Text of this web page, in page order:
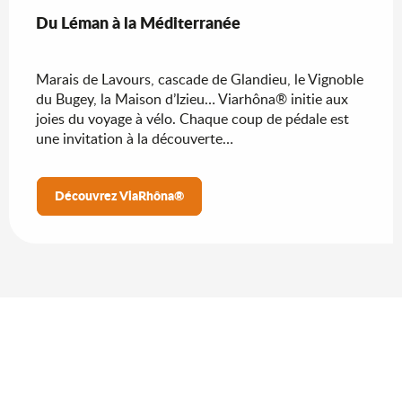
Du Léman à la Méditerranée
Marais de Lavours, cascade de Glandieu, le Vignoble
du Bugey, la Maison d’Izieu… Viarhôna® initie aux
joies du voyage à vélo. Chaque coup de pédale est
une invitation à la découverte…
Découvrez ViaRhôna®